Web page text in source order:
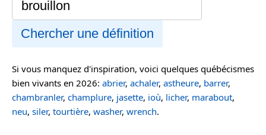
Chercher une définition
Si vous manquez d'inspiration, voici quelques québécismes
bien vivants en 2026: abrier, achaler, astheure, barrer,
chambranler, champlure, jasette, ioù, licher, marabout,
neu, siler, tourtière, washer, wrench.